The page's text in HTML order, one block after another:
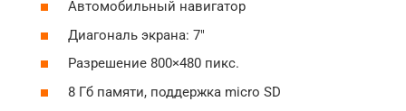
Автомобильный навигатор
Диагональ экрана: 7″
Разрешение 800×480 пикс.
8 Гб памяти, поддержка micro SD